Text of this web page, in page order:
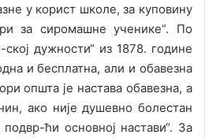
у корист школе, за куповину
за сиромашне ученике“. По
дужности“ из 1878. године
и бесплатна, али и обавезна
општа је настава обавезна, а
ако није душевно болестан
ћи основној настави“. За